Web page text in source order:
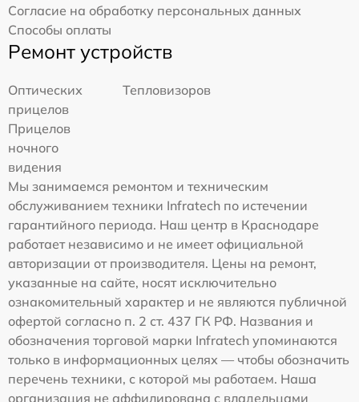
Согласие на обработку персональных данных
Способы оплаты
Ремонт устройств
Оптических
прицелов
Тепловизоров
Прицелов
ночного
видения
Мы занимаемся ремонтом и техническим
обслуживанием техники Infratech по истечении
гарантийного периода. Наш центр в Краснодаре
работает независимо и не имеет официальной
авторизации от производителя. Цены на ремонт,
указанные на сайте, носят исключительно
ознакомительный характер и не являются публичной
офертой согласно п. 2 ст. 437 ГК РФ. Названия и
обозначения торговой марки Infratech упоминаются
только в информационных целях — чтобы обозначить
перечень техники, с которой мы работаем. Наша
организация не аффилирована с владельцами